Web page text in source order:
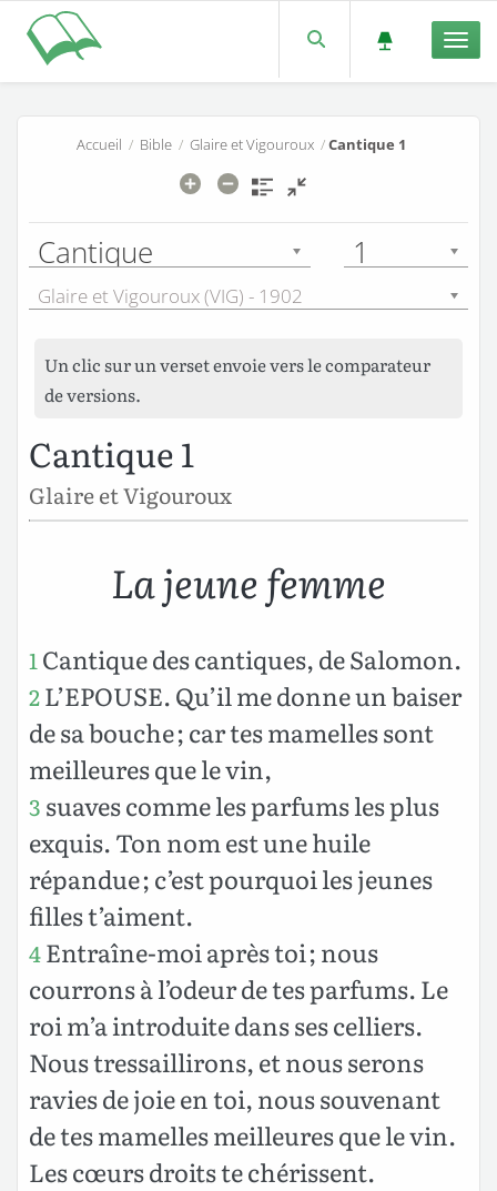
Accueil / Bible/ Glaire et Vigouroux/Cantique 1
Cantique 1
Glaire et Vigouroux (VIG) - 1902
Un clic sur un verset envoie vers le comparateur
de versions.
Cantique 1
Glaire et Vigouroux
La jeune femme
1 Cantique des cantiques, de Salomon.
2L’EPOUSE. Qu’il me donne un baiser
de sa bouche ; car tes mamelles sont
meilleures que le vin,
3 suaves comme les parfums les plus
exquis. Ton nom est une huile
répandue ; c’est pourquoi les jeunes
filles t’aiment.
4Entraîne-moi après toi ; nous
courrons à l’odeur de tes parfums. Le
roi m’a introduite dans ses celliers.
Nous tressaillirons, et nous serons
ravies de joie en toi, nous souvenant
de tes mamelles meilleures que le vin.
Les cœurs droits te chérissent.